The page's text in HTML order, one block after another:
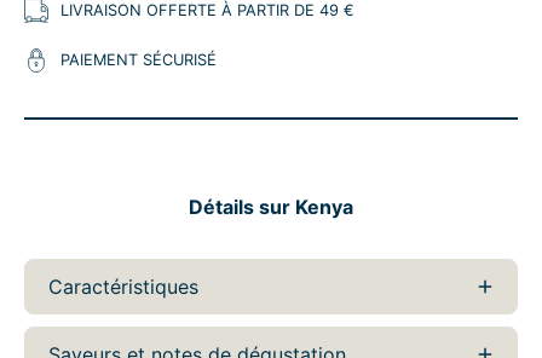
LIVRAISON OFFERTE À PARTIR DE 49 €
PAIEMENT SÉCURISÉ
Détails sur Kenya
Caractéristiques